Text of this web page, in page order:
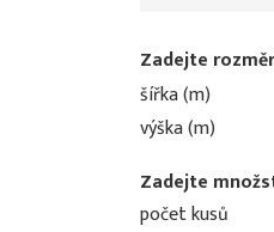
Zadejte
šířka (m)
výška (m)
Zadejte
počet kusů